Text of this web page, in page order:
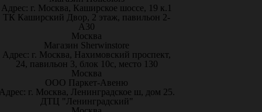
Адрес: г. Москва, Каширское шоссе, 19 к.1
ТК Каширский Двор, 2 этаж, павильон 2-
А30
Москва
Магазин Sherwinstore
Адрес: г. Москва, Нахимовский проспект,
24, павильон 3, блок 10с, место 130
Москва
ООО Паркет-Авeню
г. Москва, Ленинградское ш, дом 25.
ДТЦ "Ленинградский"